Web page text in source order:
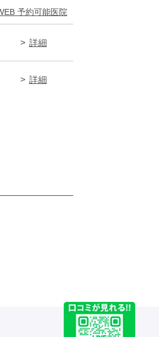
予約可能医院
詳細
詳細